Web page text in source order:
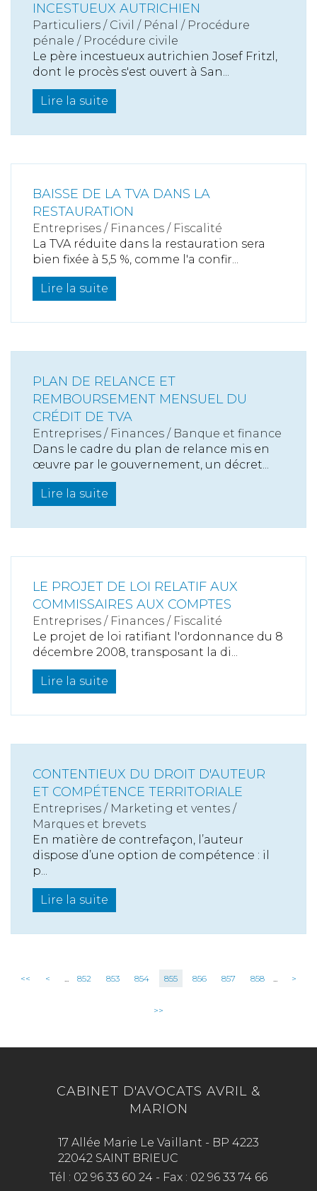
INCESTUEUX AUTRICHIEN
Particuliers / Civil / Pénal / Procédure
pénale / Procédure civile
Le père incestueux autrichien Josef Fritzl,
dont le procès s'est ouvert à San...
Lire la suite
BAISSE DE LA TVA DANS LA
RESTAURATION
Entreprises / Finances / Fiscalité
La TVA réduite dans la restauration sera
bien fixée à 5,5 %, comme l'a confir...
Lire la suite
PLAN DE RELANCE ET
REMBOURSEMENT MENSUEL DU
CRÉDIT DE TVA
Entreprises / Finances / Banque et finance
Dans le cadre du plan de relance mis en
œuvre par le gouvernement, un décret...
Lire la suite
LE PROJET DE LOI RELATIF AUX
COMMISSAIRES AUX COMPTES
Entreprises / Finances / Fiscalité
Le projet de loi ratifiant l'ordonnance du 8
décembre 2008, transposant la di...
Lire la suite
CONTENTIEUX DU DROIT D'AUTEUR
ET COMPÉTENCE TERRITORIALE
Entreprises / Marketing et ventes /
Marques et brevets
En matière de contrefaçon, l’auteur
dispose d’une option de compétence : il
p...
Lire la suite
<< < ... 852 853 854 855 856 857 858 ... >
>>
CABINET D'AVOCATS AVRIL &
MARION
17 Allée Marie Le Vaillant - BP 4223
22042 SAINT BRIEUC
Tél : 02 96 33 60 24 - Fax : 02 96 33 74 66